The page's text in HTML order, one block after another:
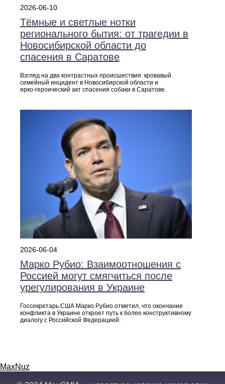
2026-06-10
Тёмные и светлые нотки
регионального бытия: от трагедии в
Новосибирской области до
спасения в Саратове
Взгляд на два контрастных происшествия: кровавый
семейный инцидент в Новосибирской области и
ярко‑героический акт спасения собаки в Саратове.
2026-06-04
Марко Рубио: Взаимоотношения с
Россией могут смягчиться после
урегулирования в Украине
Госсекретарь США Марко Рубио отметил, что окончание
конфликта в Украине откроет путь к более конструктивному
диалогу с Российской Федерацией.
MaxNuz